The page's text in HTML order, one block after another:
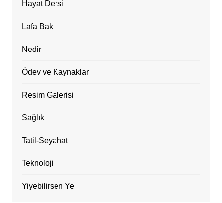
Hayat Dersi
Lafa Bak
Nedir
Ödev ve Kaynaklar
Resim Galerisi
Sağlık
Tatil-Seyahat
Teknoloji
Yiyebilirsen Ye